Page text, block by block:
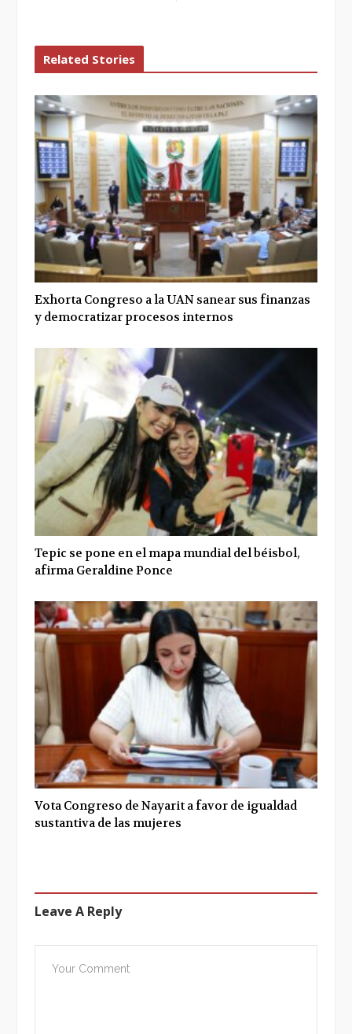
Related Stories
Exhorta Congreso a la UAN sanear sus finanzas
y democratizar procesos internos
Tepic se pone en el mapa mundial del béisbol,
afirma Geraldine Ponce
Vota Congreso de Nayarit a favor de igualdad
sustantiva de las mujeres
Leave A Reply